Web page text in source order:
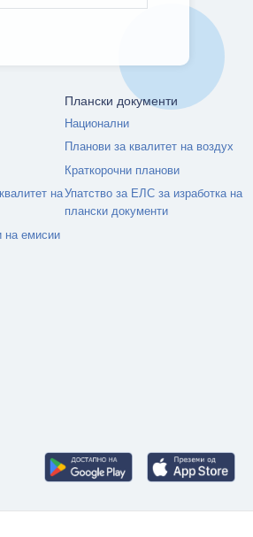
на
на емисии
Плански документи
Национални
Планови за квалитет на воздух
Краткорочни планови
Упатство за ЕЛС за изработка на
плански документи